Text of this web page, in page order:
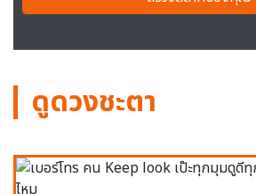
ดูดวงชะตา